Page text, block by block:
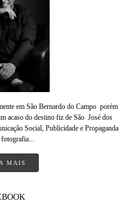
em São Bernardo do Campo porém
acaso do destino fiz de São José dos
Social, Publicidade e Propaganda
MAIS